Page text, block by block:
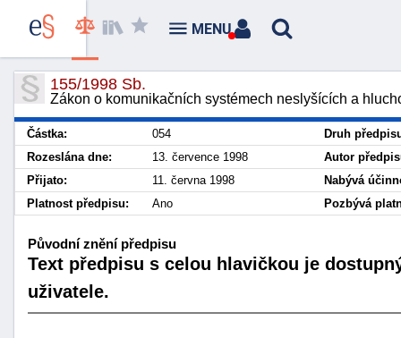
155/1998 Sb.
Zákon o komunikačních systémech neslyšících a
Částka: 054
Druh
Rozeslána dne:
13. července 1998
Autor
Přijato:
11. června 1998
Nabývá
Platnost předpisu:
Ano Pozbývá
Původní znění předpisu
Text předpisu s celou hlavičkou je
uživatele.
MENU